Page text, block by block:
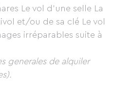
Le vol d'une selle La
et/ou de sa clé Le vol
irréparables suite à
generales de alquiler